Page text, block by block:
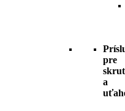
pre
a